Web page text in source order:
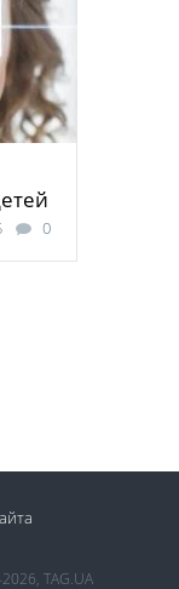
0
TAG.UA